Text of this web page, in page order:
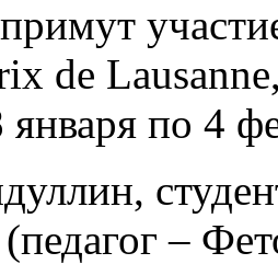
de
января по 4
(педагог –